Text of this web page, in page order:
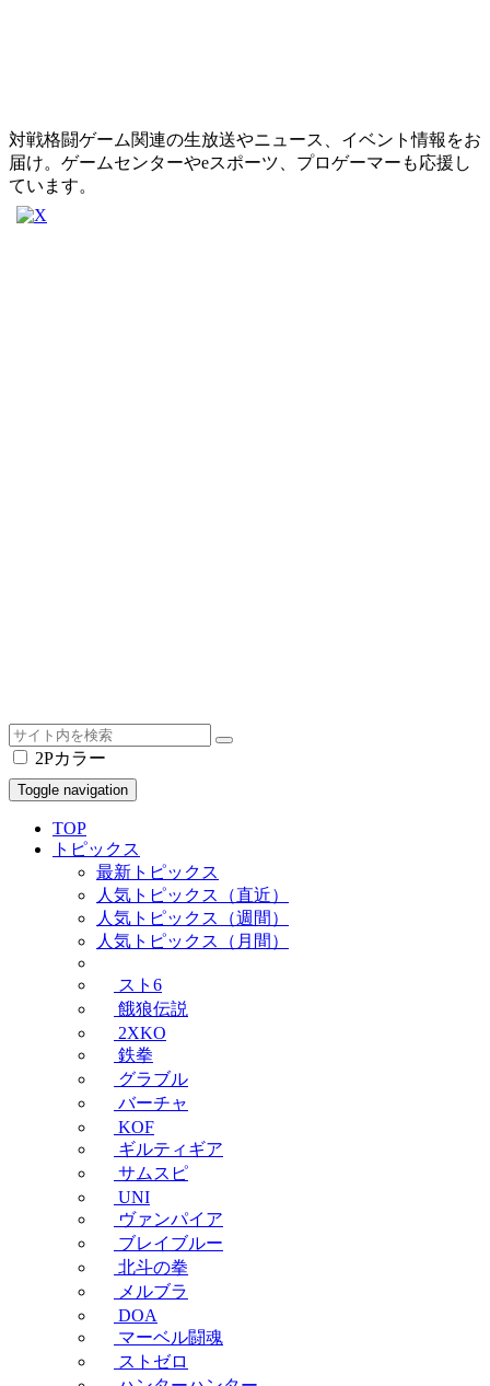
対戦格闘ゲーム関連の生放送やニュース、イベント情報をお
届け。ゲームセンターやeスポーツ、プロゲーマーも応援し
ています。
2Pカラー
Toggle navigation
TOP
トピックス
最新トピックス
人気トピックス（直近）
人気トピックス（週間）
人気トピックス（月間）
スト6
餓狼伝説
2XKO
鉄拳
グラブル
バーチャ
KOF
ギルティギア
サムスピ
UNI
ヴァンパイア
ブレイブルー
北斗の拳
メルブラ
DOA
マーベル闘魂
ストゼロ